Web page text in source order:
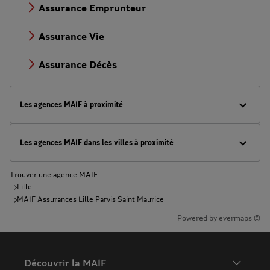
Assurance Emprunteur
Assurance Vie
Assurance Décès
Les agences MAIF à proximité
Les agences MAIF dans les villes à proximité
Trouver une agence MAIF
Lille
MAIF Assurances Lille Parvis Saint Maurice
Powered by evermaps ©
Découvrir la MAIF